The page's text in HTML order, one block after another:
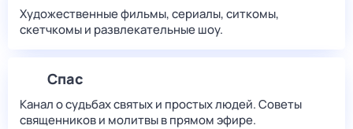
Художественные фильмы, сериалы, ситкомы,
скетчкомы и развлекательные шоу.
Спас
Канал о судьбах святых и простых людей. Советы
священников и молитвы в прямом эфире.